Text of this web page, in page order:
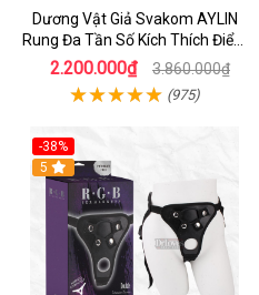
Dương Vật Giả Svakom AYLIN
Rung Đa Tần Số Kích Thích Điểm
G
2.200.000₫ 3.860.000₫
(975)
-38%
Hot
5